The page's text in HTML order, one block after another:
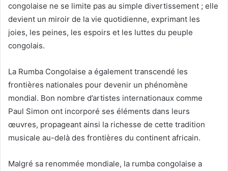
congolaise ne se limite pas au simple divertissement ; elle
devient un miroir de la vie quotidienne, exprimant les
joies, les peines, les espoirs et les luttes du peuple
congolais.
La Rumba Congolaise a également transcendé les
frontières nationales pour devenir un phénomène
mondial. Bon nombre d’artistes internationaux comme
Paul Simon ont incorporé ses éléments dans leurs
œuvres, propageant ainsi la richesse de cette tradition
musicale au-delà des frontières du continent africain.
Malgré sa renommée mondiale, la rumba congolaise a